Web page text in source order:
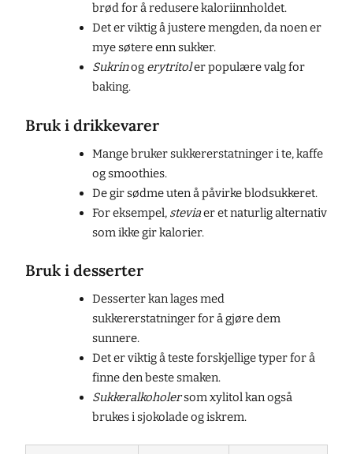
brød for å redusere kaloriinnholdet.
Det er viktig å justere mengden, da noen er
mye søtere enn sukker.
Sukrinog erytritoler populære valg for
baking.
Bruk i drikkevarer
Mange bruker sukkererstatninger i te, kaffe
og smoothies.
De gir sødme uten å påvirke blodsukkeret.
For eksempel, steviaer et naturlig alternativ
som ikke gir kalorier.
Bruk i desserter
Desserter kan lages med
sukkererstatninger for å gjøre dem
sunnere.
Det er viktig å teste forskjellige typer for å
finne den beste smaken.
Sukkeralkoholersom xylitol kan også
brukes i sjokolade og iskrem.